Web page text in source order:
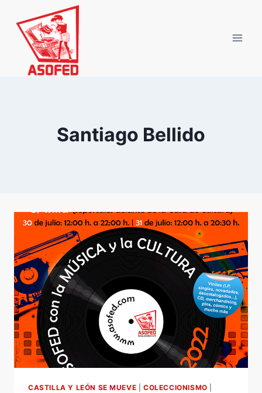
contenido
Santiago Bellido
CASTILLA Y LEÓN SE MUEVE |COLECCIONISMO